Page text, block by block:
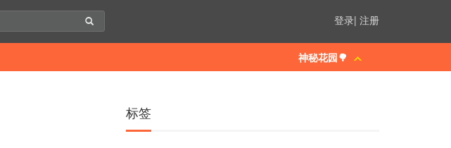
登录| 注册
神秘花园🌳
标签